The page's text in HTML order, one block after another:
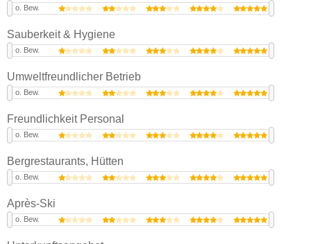
o. Bew.
Sauberkeit & Hygiene
o. Bew.
Umweltfreundlicher Betrieb
o. Bew.
Freundlichkeit Personal
o. Bew.
Bergrestaurants, Hütten
o. Bew.
Après-Ski
o. Bew.